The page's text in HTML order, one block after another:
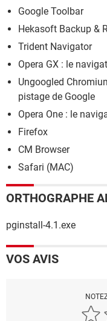
Google Toolbar
Hekasoft Backup &
Trident Navigator
Opera GX : le
Ungoogled
pistage de Google
Opera One : le
Firefox
CM Browser
Safari (MAC)
ORTHOGRAPHE
pginstall-4.1.exe
VOS AVIS